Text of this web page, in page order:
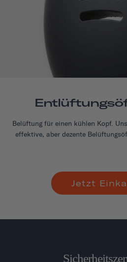
Belüftung für einen kühlen Kopf.
effektive, aber dezente
Jetzt